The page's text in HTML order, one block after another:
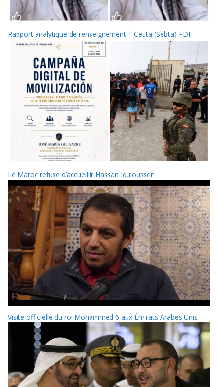
Rapport analytique de renseignement | Ceuta (Sebta) PDF
Le Maroc refuse d’accueillir Hassan Iquioussen
Visite officielle du roi Mohammed 6 aux Émirats Arabes Unis